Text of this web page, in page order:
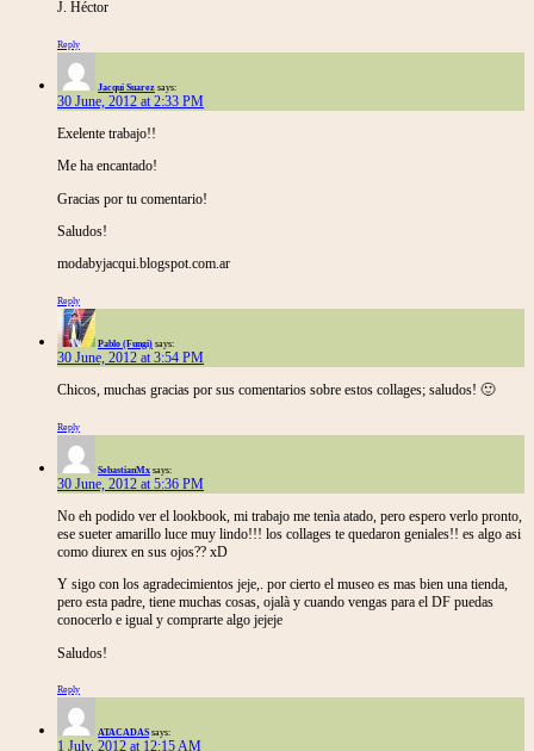
J. Héctor
Reply
Jacqui Suarez says:
30 June, 2012 at 2:33 PM
Exelente trabajo!!
Me ha encantado!
Gracias por tu comentario!
Saludos!
modabyjacqui.blogspot.com.ar
Reply
Pablo (Fungi) says:
30 June, 2012 at 3:54 PM
Chicos, muchas gracias por sus comentarios sobre estos collages; saludos! 🙂
Reply
SebastianMx says:
30 June, 2012 at 5:36 PM
No eh podido ver el lookbook, mi trabajo me tenìa atado, pero espero verlo pronto,
ese sueter amarillo luce muy lindo!!! los collages te quedaron geniales!! es algo asi
como diurex en sus ojos?? xD
Y sigo con los agradecimientos jeje,. por cierto el museo es mas bien una tienda,
pero esta padre, tiene muchas cosas, ojalà y cuando vengas para el DF puedas
conocerlo e igual y comprarte algo jejeje
Saludos!
Reply
ATACADAS says:
1 July, 2012 at 12:15 AM